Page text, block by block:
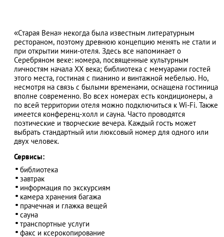
«Старая Вена» некогда была известным литературным
рестораном, поэтому древнюю концепцию менять не стали и
при открытии мини-отеля. Здесь все напоминает о
Серебряном веке: номера, посвященные культурным
личностям начала XX века; библиотека с мемуарами гостей
этого места, гостиная с пианино и винтажной мебелью. Но,
несмотря на связь с былыми временами, оснащена гостиница
вполне современно. Во всех номерах есть кондиционеры, а
по всей территории отеля можно подключиться к Wi-Fi. Также
имеется конференц-холл и сауна. Часто проводятся
поэтические и творческие вечера. Каждый гость может
выбрать стандартный или люксовый номер для одного или
двух человек.
Сервисы:
библиотека
завтрак
информация по экскурсиям
камера хранения багажа
прачечная и глажка вещей
сауна
транспортные услуги
факс и ксерокопирование